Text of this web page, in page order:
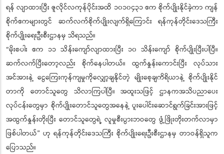
ရန် လျာထားပြီး ဇူလိုင်လကုန်ပိုင်းအထိ ၁၀၁၀၄၃၁ ဧက စိုက်ပျိုးနိုင်ခဲ့ကာ ကျန်
စိုက်ဧကများတွင် ဆက်လက်စိုက်ပျိုးလျက်ရှိကြောင်း ရန်ကုန်တိုင်းဒေသကြီး
စိုက်ပျိုးရေးဦးစီးဌာနမှ သိရသည်။
“မိုးစပါး ဧက ၁၁ သိန်းကျော်လျာထားပြီး ၁၀ သိန်းကျော် စိုက်ပျိုးပြီးပါပြီ။
ဆက်လက်ပြီးတော့လည်း စိုက်နေပါတယ်။ ထွက်နှုန်းကောင်းပြီး လုပ်သား
အင်အားနဲ့ ငွေကြေးကုန်ကျမှုကိုလျှော့ချနိုင်တဲ့ မျိုးစေ့ချကိရိယာနဲ့ စိုက်ပျိုးနိုင်
တာကို တောင်သူတွေ သိလာကြပါပြီ။ အထူးသဖြင့် ဌာနကအသိပညာပေး
လုပ်ငန်းတွေမှာ စိုက်ပျိုးတောင်သူတွေအနေနဲ့ ပူးပေါင်းဆောင်ရွက်ခြင်းအားဖြင့်
အထွက်နှုန်းတိုးပြီး တောင်သူတွေရဲ့ လူမှုစီးပွားဘဝတွေ ဖွံ့ဖြိုးတိုးတက်လာမှာ
ဖြစ်ပါတယ်” ဟု ရန်ကုန်တိုင်းဒေသကြီး စိုက်ပျိုးရေးဦးစီးဌာနမှ တာဝန်ရှိသူက
ပြောသည်။